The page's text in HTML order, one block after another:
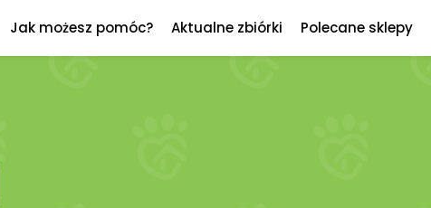
Jak możesz pomóc? Aktualne zbiórki Polecane sklepy